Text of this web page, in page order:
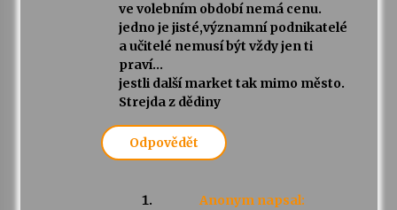
ve volebním období nemá cenu.
jedno je jisté,významní podnikatelé
a učitelé nemusí být vždy jen ti
praví…
jestli další market tak mimo město.
Strejda z dědiny
Odpovědět
Anonym napsal: